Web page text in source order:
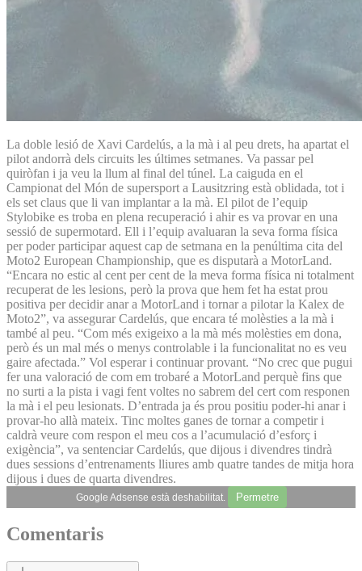
La doble lesió de Xavi Cardelús, a la mà i al peu drets, ha apartat el
pilot andorrà dels circuits les últimes setmanes. Va passar pel
quiròfan i ja veu la llum al final del túnel. La caiguda en el
Campionat del Món de supersport a Lausitzring està oblidada, tot i
els set claus que li van implantar a la mà. El pilot de l’equip
Stylobike es troba en plena recuperació i ahir es va provar en una
sessió de supermotard. Ell i l’equip avaluaran la seva forma física
per poder participar aquest cap de setmana en la penúltima cita del
Moto2 European Championship, que es disputarà a MotorLand.
“Encara no estic al cent per cent de la meva forma física ni totalment
recuperat de les lesions, però la prova que hem fet ha estat prou
positiva per decidir anar a MotorLand i tornar a pilotar la Kalex de
Moto2”, va assegurar Cardelús, que encara té molèsties a la mà i
també al peu. “Com més exigeixo a la mà més molèsties em dona,
però és un mal més o menys controlable i la funcionalitat no es veu
gaire afectada.” Vol esperar i continuar provant. “No crec que pugui
fer una valoració de com em trobaré a MotorLand perquè fins que
no surti a la pista i vagi fent voltes no sabrem del cert com responen
la mà i el peu lesionats. D’entrada ja és prou positiu poder-hi anar i
provar-ho allà mateix. Tinc moltes ganes de tornar a competir i
caldrà veure com respon el meu cos a l’acumulació d’esforç i
exigència”, va sentenciar Cardelús, que dijous i divendres tindrà
dues sessions d’entrenaments lliures amb quatre tandes de mitja hora
dijous i dues de quarta divendres.
Google Adsense està deshabilitat. Permetre
Comentaris